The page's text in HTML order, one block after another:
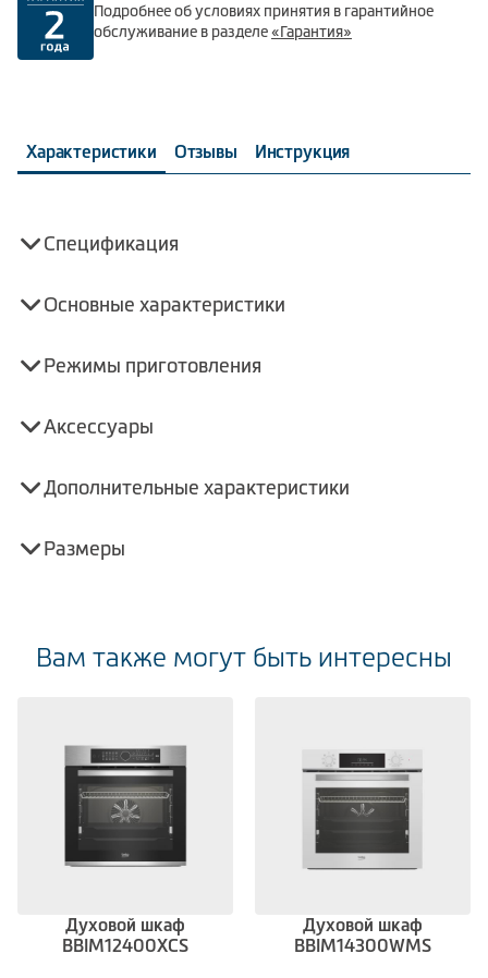
Подробнее об условиях принятия в гарантийное
обслуживание в разделе«Гарантия»
Характеристики Отзывы Инструкция
Спецификация
Основные характеристики
Режимы приготовления
Аксессуары
Дополнительные характеристики
Размеры
Вам также могут быть интересны
Духовой шкаф
BBIM12400XCS
Духовой шкаф
BBIM14300WMS